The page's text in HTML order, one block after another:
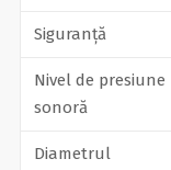
Siguranță
Nivel de presiune
sonoră
Diametrul